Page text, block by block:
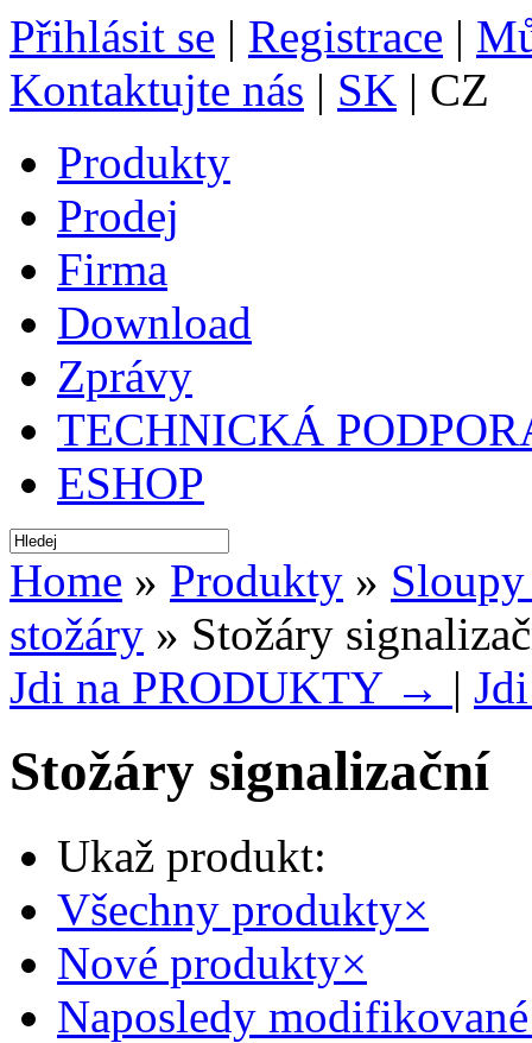
Přihlásit se | Registrace |
Kontaktujte nás | SK | CZ
Produkty
Prodej
Firma
Download
Zprávy
TECHNICKÁ
ESHOP
Home » Produkty »
stožáry » Stožáry
Jdi na PRODUKTY → |
Stožáry signalizační
Ukaž produkt:
Všechny produkty×
Nové produkty×
Naposledy